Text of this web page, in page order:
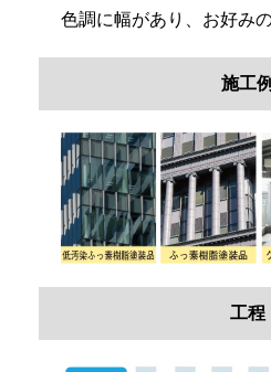
色調に幅があり、お好み
施工例
工程